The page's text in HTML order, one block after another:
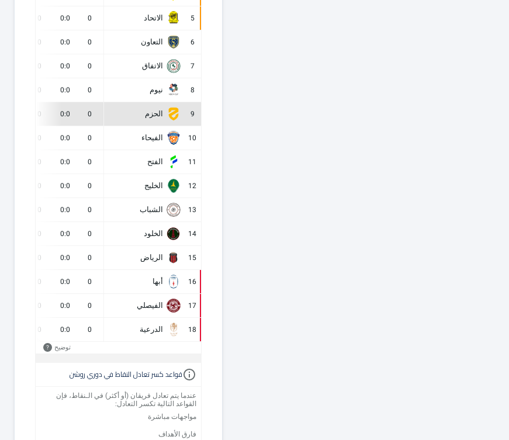
5 الاتحاد 0
0:0
0
6 التعاون 0
0:0
0
7 الاتفاق 0
0:0
0
8 نيوم 0
0:0
0
9 الحزم 0
0:0
0
10 الفيحاء 0
0:0
0
11 الفتح 0
0:0
0
12 الخليج 0
0:0
0
13 الشباب 0
0:0
0
14 الخلود 0
0:0
0
15 الرياض 0
0:0
0
16 أبها 0
0:0
0
17 الفيصلي 0
0:0
0
18 الدرعية 0
0:0
0
توضيح ?
قواعد كسر تعادل النقاط في دوري روشن
عندما يتم تعادل فريقان (أو أكثر) في الـنقاط، فإن
القواعد التالية تكسر التعادل:
مواجهات مباشرة
فارق الأهداف